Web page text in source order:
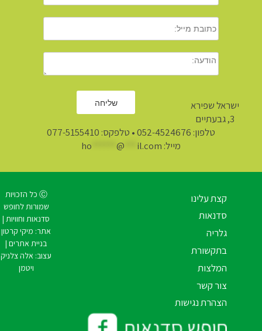
ישראל שפירא
3, גבעתיים
טלפון: 052-4524676• טלפקס: 077-5155410
מייל:
ho @ il.com
קצת עלינו
סדנאות
גלריה
בתקשורת
המלצות
צור קשר
הצהרת נגישות
Ⓒ כל הזכויות
שמורות לחופש
סדנאות וחוויות |
אתר: מיקי קרטון
בניית אתרים |
עצוב: אלה צלניק
ויטמן